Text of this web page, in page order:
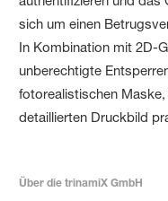
sich um einen
In Kombination mit 2D-
unberechtigte
fotorealistischen
detaillierten Druckbild
Über die trinamiX GmbH